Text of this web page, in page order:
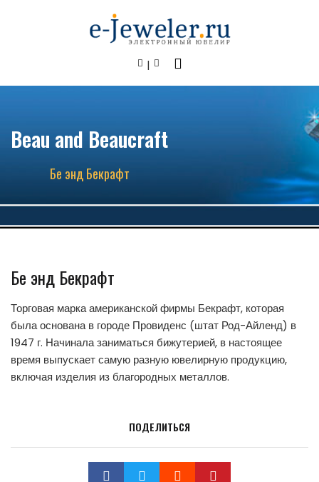
Beau and Beaucraft
Бе энд Бекрафт
Бе энд Бекрафт
Торговая марка американской фирмы Бекрафт, которая
была основана в городе Провиденс (штат Род-Айленд) в
1947 г. Начинала заниматься бижутерией, в настоящее
время выпускает самую разную ювелирную продукцию,
включая изделия из благородных металлов.
ПОДЕЛИТЬСЯ